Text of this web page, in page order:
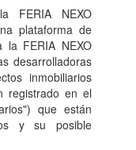
FERIA NEXO
plataforma de
la FERIA NEXO
desarrolladoras
inmobiliarios
registrado en el
que están
y su posible